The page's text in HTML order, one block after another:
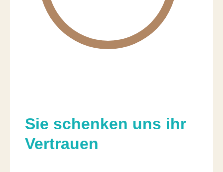
Sie schenken uns ihr
Vertrauen